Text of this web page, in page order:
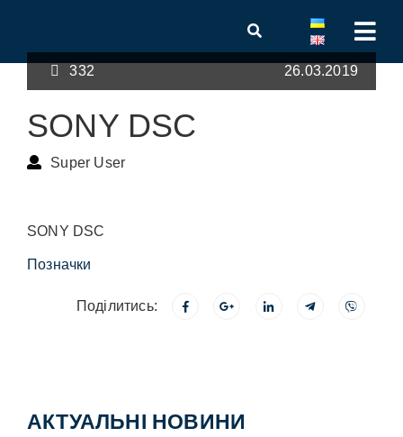
332 26.03.2019
SONY DSC
Super User
SONY DSC
Позначки
Поділитись:
АКТУАЛЬНІ НОВИНИ